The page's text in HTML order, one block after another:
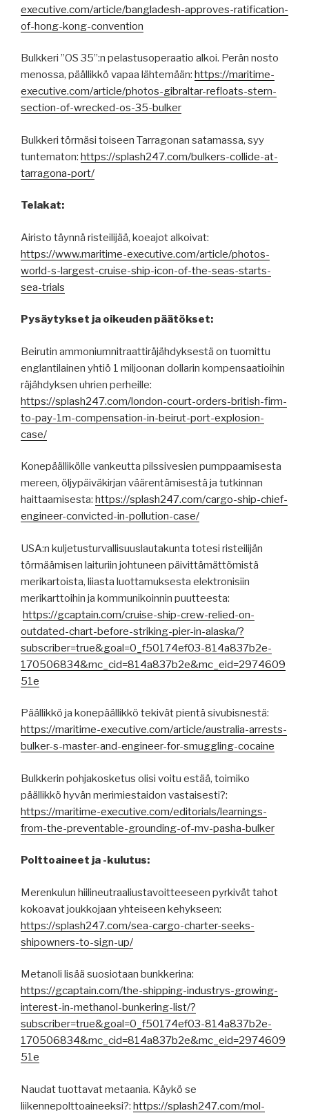
executive.com/article/bangladesh-approves-ratification-
of-hong-kong-convention
Bulkkeri ”OS 35”:n pelastusoperaatio alkoi. Perän nosto
menossa, päällikkö vapaa lähtemään: https://maritime-
executive.com/article/photos-gibraltar-refloats-stern-
section-of-wrecked-os-35-bulker
Bulkkeri törmäsi toiseen Tarragonan satamassa, syy
tuntematon: https://splash247.com/bulkers-collide-at-
tarragona-port/
Telakat:
Airisto täynnä risteilijää, koeajot alkoivat:
https://www.maritime-executive.com/article/photos-
world-s-largest-cruise-ship-icon-of-the-seas-starts-
sea-trials
Pysäytykset ja oikeuden päätökset:
Beirutin ammoniumnitraattiräjähdyksestä on tuomittu
englantilainen yhtiö 1 miljoonan dollarin kompensaatioihin
räjähdyksen uhrien perheille:
https://splash247.com/london-court-orders-british-firm-
to-pay-1m-compensation-in-beirut-port-explosion-
case/
Konepäällikölle vankeutta pilssivesien pumppaamisesta
mereen, öljypäiväkirjan väärentämisestä ja tutkinnan
haittaamisesta: https://splash247.com/cargo-ship-chief-
engineer-convicted-in-pollution-case/
USA:n kuljetusturvallisuuslautakunta totesi risteilijän
törmäämisen laituriin johtuneen päivittämättömistä
merikartoista, liiasta luottamuksesta elektronisiin
merikarttoihin ja kommunikoinnin puutteesta:
https://gcaptain.com/cruise-ship-crew-relied-on-
outdated-chart-before-striking-pier-in-alaska/?
subscriber=true&goal=0_f50174ef03-814a837b2e-
170506834&mc_cid=814a837b2e&mc_eid=2974609
51e
Päällikkö ja konepäällikkö tekivät pientä sivubisnestä:
https://maritime-executive.com/article/australia-arrests-
bulker-s-master-and-engineer-for-smuggling-cocaine
Bulkkerin pohjakosketus olisi voitu estää, toimiko
päällikkö hyvän merimiestaidon vastaisesti?:
https://maritime-executive.com/editorials/learnings-
from-the-preventable-grounding-of-mv-pasha-bulker
Polttoaineet ja -kulutus:
Merenkulun hiilineutraaliustavoitteeseen pyrkivät tahot
kokoavat joukkojaan yhteiseen kehykseen:
https://splash247.com/sea-cargo-charter-seeks-
shipowners-to-sign-up/
Metanoli lisää suosiotaan bunkkerina:
https://gcaptain.com/the-shipping-industrys-growing-
interest-in-methanol-bunkering-list/?
subscriber=true&goal=0_f50174ef03-814a837b2e-
170506834&mc_cid=814a837b2e&mc_eid=2974609
51e
Naudat tuottavat metaania. Käykö se
liikennepolttoaineeksi?: https://splash247.com/mol-